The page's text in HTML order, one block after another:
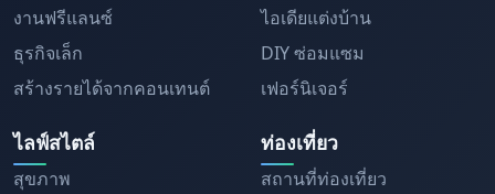
งานฟรีแลนซ์
ธุรกิจเล็ก
สร้างรายได้จากคอนเทนต์
ไอเดียแต่งบ้าน
DIY ซ่อมแซม
เฟอร์นิเจอร์
ไลฟ์สไตล์
สุขภาพ
ท่องเที่ยว
สถานที่ท่องเที่ยว